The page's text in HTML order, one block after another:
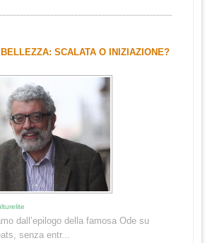
SCALATA O INIZIAZIONE?
dall’epilogo della famosa Ode su
senza entr...